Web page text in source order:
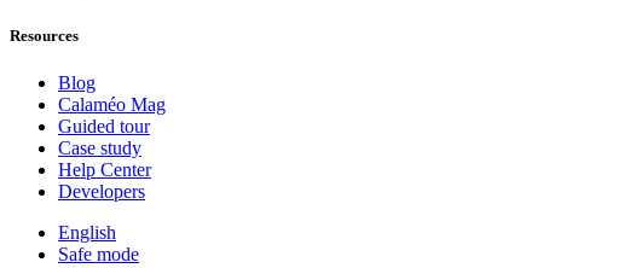
Resources
Blog
Calaméo Mag
Guided tour
Case study
Help Center
Developers
English
Safe mode